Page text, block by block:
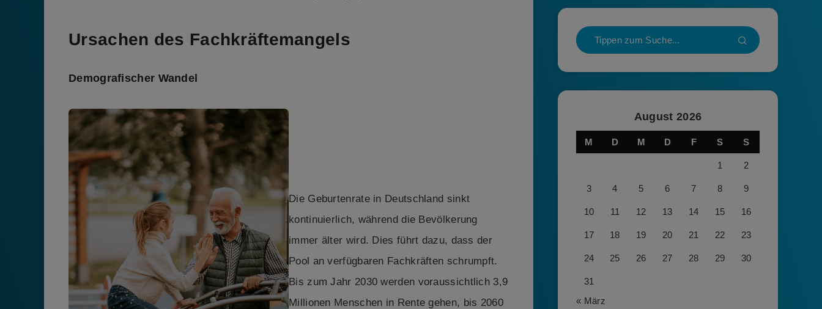
Ursachen des Fachkräftemangels
Demografischer Wandel
Die Geburtenrate in Deutschland sinkt
kontinuierlich, während die Bevölkerung
immer älter wird. Dies führt dazu, dass der
Pool an verfügbaren Fachkräften schrumpft.
Bis zum Jahr 2030 werden voraussichtlich 3,9
Millionen Menschen in Rente gehen, bis 2060
August 2026
M D M D F S S
1 2
3 4 5 6 7 8 9
10 11 12 13 14 15 16
17 18 19 20 21 22 23
24 25 26 27 28 29 30
31
« März